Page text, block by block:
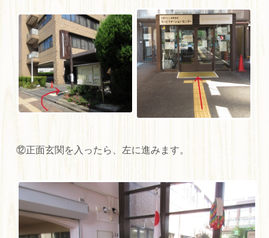
⑫正面玄関を入ったら、左に進みます。